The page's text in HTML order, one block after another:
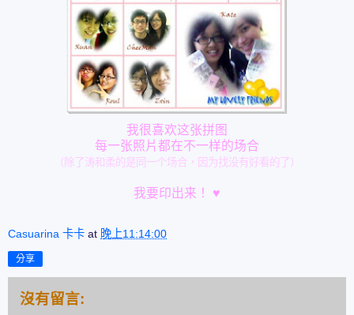
我很喜欢这张拼图
每一张照片都在不一样的场合
（除了涛和柔的是同一个场合，因为找没有好看的了）
我要印出来！ ♥
Casuarina 卡卡 at 晚上11:14:00
分享
沒有留言: